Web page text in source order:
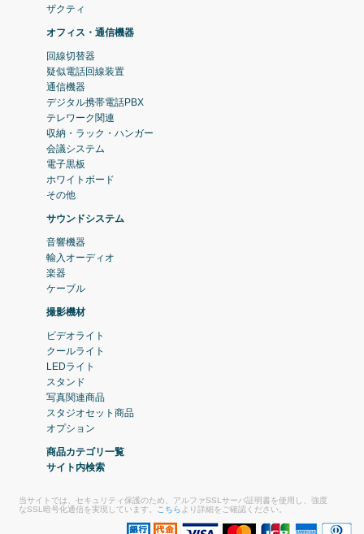
ザクティ
オフィス・通信機器
回線切替器
疑似電話回線装置
通信機器
デジタル携帯電話PBX
テレワーク関連
収納・ラック・ハンガー
会議システム
電子黒板
ホワイトボード
その他
サウンドシステム
音響機器
輸入オーディオ
楽器
ケーブル
撮影機材
ビデオライト
クールライト
LEDライト
スタンド
写真関連商品
スタジオセット商品
オプション
商品カテゴリ一覧
サイト内検索
当サイトでは、セキュリティ保護のため、アルファSSLサーバ証明書を使用し、強度
なSSL暗号化通信を実現しています。
こちら より詳細をご確認ください。